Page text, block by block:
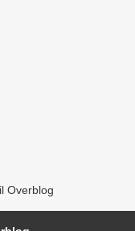
Overblog